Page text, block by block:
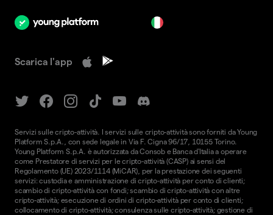
Scarica l'app
Servizi sulle cripto-attività. I servizi sulle cripto-attività sono forniti da Young
Platform S.p.A., con sede legale in Via F. Cigna 96/17, 10155 Torino.
Young Platform S.p.A. è autorizzata da Consob e Banca d'Italia a operare
come Prestatore di servizi per le cripto-attività (CASP) ai sensi del
Regolamento (UE) 2023/1114 (MiCAR), per la prestazione dei seguenti
servizi: custodia e amministrazione di cripto-attività per conto di clienti;
scambio di cripto-attività con fondi; scambio di cripto-attività con altre
cripto-attività; esecuzione di ordini di cripto-attività per conto di clienti;
collocamento di cripto-attività; consulenza sulle cripto-attività; gestione di